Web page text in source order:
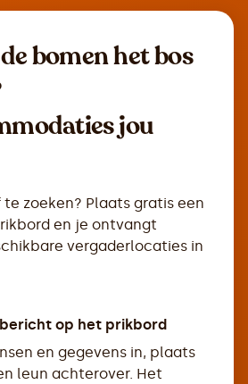
bomen het bos
jou
te zoeken? Plaats gratis een
en je ontvangt
vergaderlocaties in
op het prikbord
en gegevens in, plaats
leun achterover. Het